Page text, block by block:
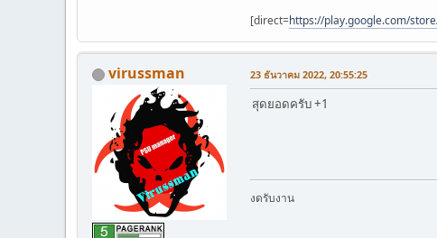
[direct=https://play.google.com/
virussman 23 ธันวาคม 2022, 20:55:25
สุดยอดครับ +1
งดรับงาน